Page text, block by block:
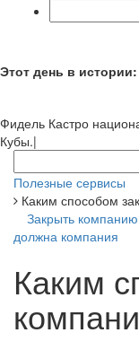
Этот день в истории:
Фидель Кастро
Кубы.|
Полезные сервисы
Каким способом
Закрыть компанию
должна компания
Каким